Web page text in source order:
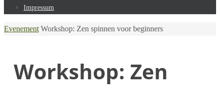
Impressum
Home
Evenement Workshop: Zen spinnen voor beginners
Workshop: Zen